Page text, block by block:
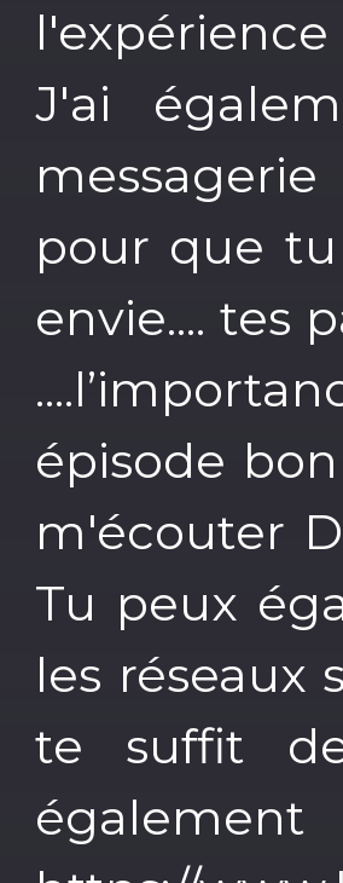
J'ai
pour que
envie.... tes
épisode
m'écouter
Tu peux
les réseaux
te suffit